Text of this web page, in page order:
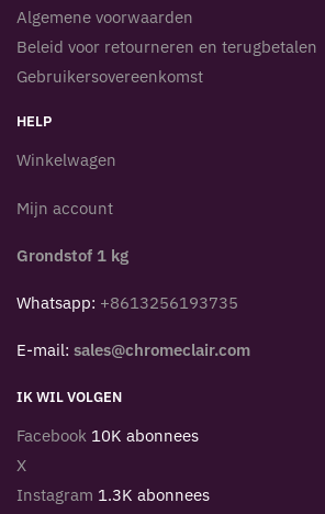
Algemene voorwaarden
Beleid voor retourneren en terugbetalen
Gebruikersovereenkomst
HELP
Winkelwagen
Mijn account
Grondstof 1 kg
Whatsapp: +8613256193735
E-mail: sales@chromeclair.com
IK WIL VOLGEN
Facebook 10K abonnees
X
Instagram 1.3K abonnees